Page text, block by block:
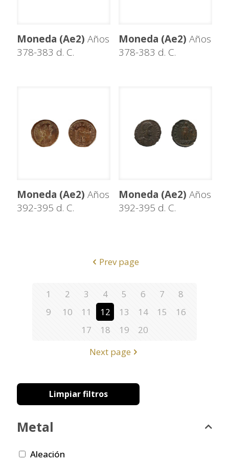
Moneda (Ae2) Años
378-383 d. C.
Moneda (Ae2) Años
378-383 d. C.
Moneda (Ae2) Años
392-395 d. C.
Moneda (Ae2) Años
392-395 d. C.
Prev page
1 2 3 4 5 6 7
8
9
10 11 12 13 14 15
16
17
18 19
20
Next page
Limpiar filtros
Metal
Aleación